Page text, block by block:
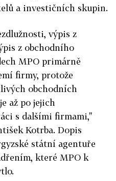
a investičních skupin.
výpis z
z obchodního
MPO primárně
firmy, protože
obchodních
až po jejich
s dalšími firmami,"
Kotrba. Dopis
státní agentuře
které MPO k